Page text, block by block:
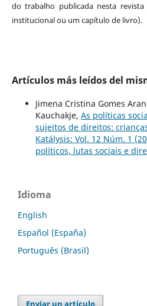
do trabalho publicada nesta
institucional ou um capítulo de livro).
Artículos más leídos del
Jimena Cristina Gomes
Kauchakje, As políticas
sujeitos de direitos:
Katálysis: Vol. 12 Núm. 1
políticos, lutas sociais e
Idioma
English
Español (España)
Português (Brasil)
Enviar un artículo